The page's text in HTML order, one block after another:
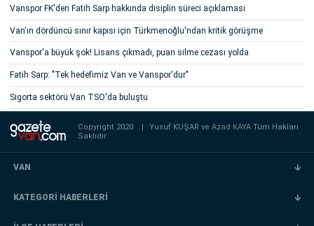
Vanspor FK'den Fatih Sarp hakkında disiplin süreci açıklaması
Van'ın dördüncü sınır kapısı için Türkmenoğlu'ndan kritik görüşme
Vanspor'a büyük şok! Lisans çıkmadı, puan silme cezası yolda
Fatih Sarp: "Tek hedefimiz Van ve Vanspor'dur"
Sigorta sektörü Van TSO'da buluştu
Copyright 2020 Yusuf KUŞAR veAzad KAYATüm Hakları
Saklıdır.
VAN
KATEGORİ HABERLERİ